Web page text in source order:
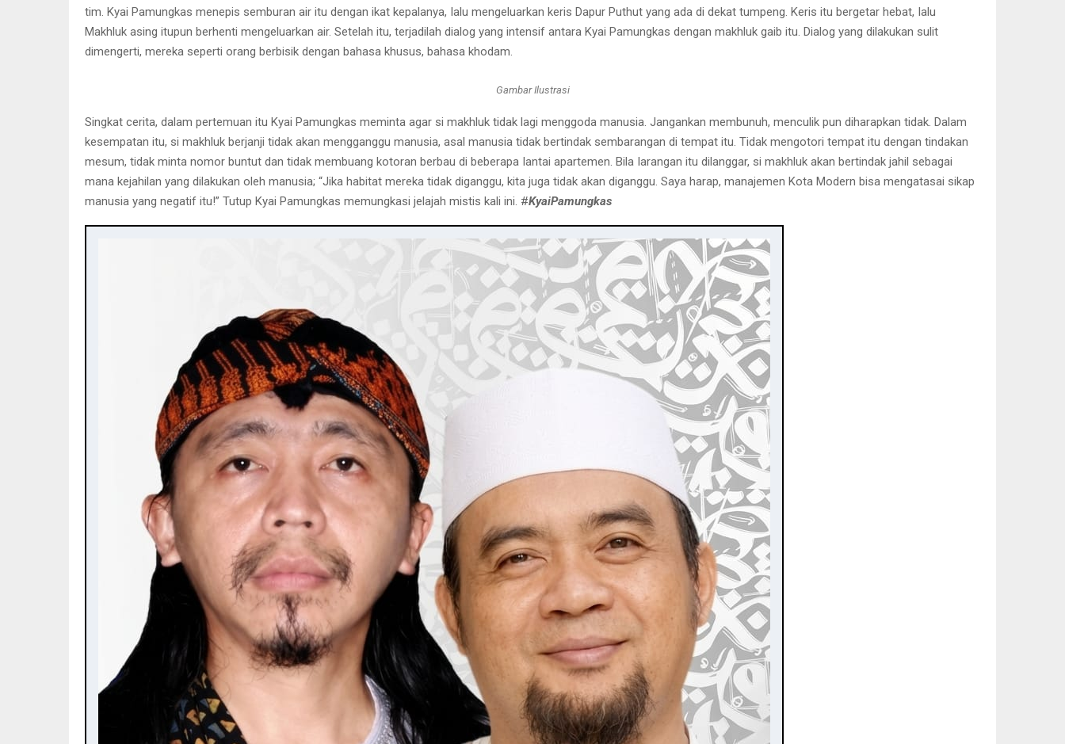
tim. Kyai Pamungkas menepis semburan air itu dengan ikat kepalanya, Ialu mengeluarkan keris Dapur Puthut yang ada di dekat tumpeng. Keris itu bergetar hebat, Ialu
Makhluk asing itupun berhenti mengeluarkan air. Setelah itu, terjadilah dialog yang intensif antara Kyai Pamungkas dengan makhluk gaib itu. Dialog yang dilakukan sulit
dimengerti, mereka seperti orang berbisik dengan bahasa khusus, bahasa khodam.
Gambar Ilustrasi
Singkat cerita, dalam pertemuan itu Kyai Pamungkas meminta agar si makhluk tidak lagi menggoda manusia. Jangankan membunuh, menculik pun diharapkan tidak. Dalam
kesempatan itu, si makhluk berjanji tidak akan mengganggu manusia, asal manusia tidak bertindak sembarangan di tempat itu. Tidak mengotori tempat itu dengan tindakan
mesum, tidak minta nomor buntut dan tidak membuang kotoran berbau di beberapa Iantai apartemen. Bila Iarangan itu dilanggar, si makhluk akan bertindak jahil sebagai
mana kejahilan yang dilakukan oleh manusia; “Jika habitat mereka tidak diganggu, kita juga tidak akan diganggu. Saya harap, manajemen Kota Modern bisa mengatasai sikap
manusia yang negatif itu!” Tutup Kyai Pamungkas memungkasi jelajah mistis kali ini. #KyaiPamungkas